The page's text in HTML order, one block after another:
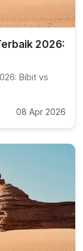
2026:
Bibit vs
08 Apr 2026